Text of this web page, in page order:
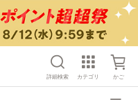
詳細検索 カテゴリ かご